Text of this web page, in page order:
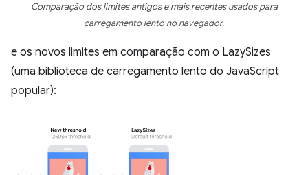
Comparação dos limites antigos e mais recentes usados para
carregamento lento no navegador.
e os novos limites em comparação com o LazySizes
(uma biblioteca de carregamento lento do JavaScript
popular):